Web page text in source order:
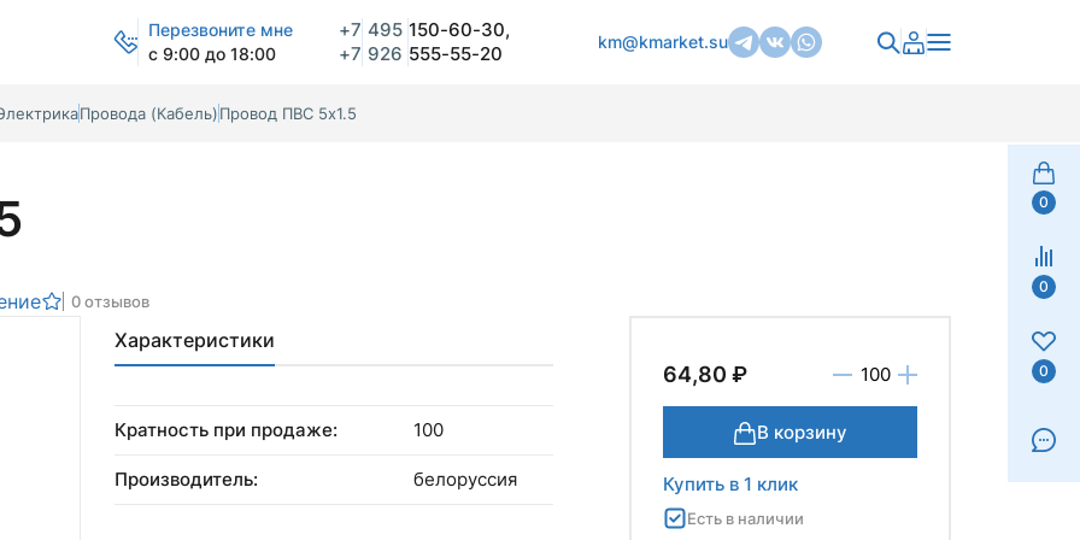
Перезвоните мне
с 9:00 до 18:00
+7 495 150-60-30,
+7 926 555-55-20
km@kmarket.su
0
0
0
Провода (Кабель)Провод ПВС 5х1.5
0 отзывов
Характеристики
Кратность при продаже: 100
Производитель: белоруссия
64,80 ₽
В корзину
Купить в 1 клик
Есть в наличии